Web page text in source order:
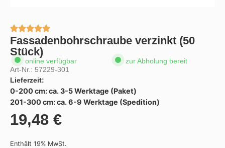
Fassadenbohrschraube verzinkt (50
Stück)
online verfügbar
zur Abholung bereit
Art-Nr.: 57229-301
Lieferzeit:
0-200 cm: ca. 3-5 Werktage (Paket)
201-300 cm: ca. 6-9 Werktage (Spedition)
19,48 €
Enthält 19% MwSt.